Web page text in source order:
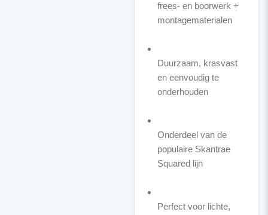
frees- en boorwerk +
montagematerialen
Duurzaam, krasvast
en eenvoudig te
onderhouden
Onderdeel van de
populaire Skantrae
Squared lijn
Perfect voor lichte,